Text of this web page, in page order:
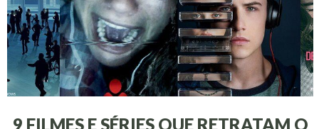
9 FILMES E SÉRIES QUE RETRATAM O